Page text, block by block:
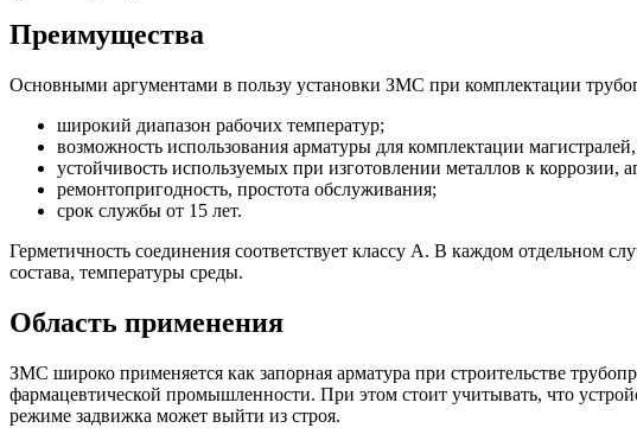
Преимущества
Основными аргументами в пользу установки ЗМС при комплектации
широкий диапазон рабочих температур;
возможность использования арматуры для комплектации
устойчивость используемых при изготовлении металлов к коррозии,
ремонтопригодность, простота обслуживания;
срок службы от 15 лет.
Герметичность соединения соответствует классу А. В каждом отдельном
состава, температуры среды.
Область применения
ЗМС широко применяется как запорная арматура при строительстве
фармацевтической промышленности. При этом стоит учитывать, что
режиме задвижка может выйти из строя.